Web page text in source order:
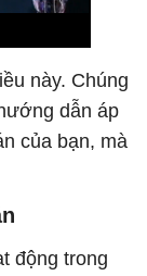
này. Chúng
dẫn áp
của bạn, mà
động trong